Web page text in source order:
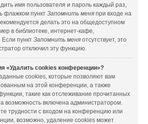
имя пользователя и пароль каждый раз,
флажком пунктЗапомнить меня при входе на
делать это на общедоступном
в библиотеке, интернет-кафе,
Если пунктЗапомнить меня отсутствует, это
отключил эту функцию.
«Удалить cookies конференции»?
cookies, которые позволяют вам
на этой конференции, а также
такие как отслеживание прочитанных
возможность включена администратором.
трудности с входом на конференцию или
возможно, удаление cookies может